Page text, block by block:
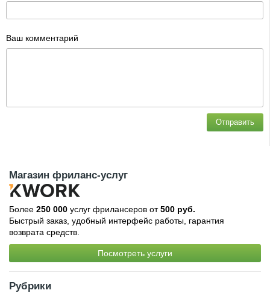
Ваш комментарий
Отправить
Магазин фриланс-услуг
Более 250 000 услуг фрилансеров от500 руб.
Быстрый заказ, удобный интерфейс работы, гарантия
возврата средств.
Посмотреть услуги
Рубрики